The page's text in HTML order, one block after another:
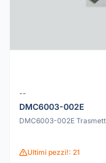
--
DMC6003-002E
DMC6003-002E
Ultimi pezzi!: 21